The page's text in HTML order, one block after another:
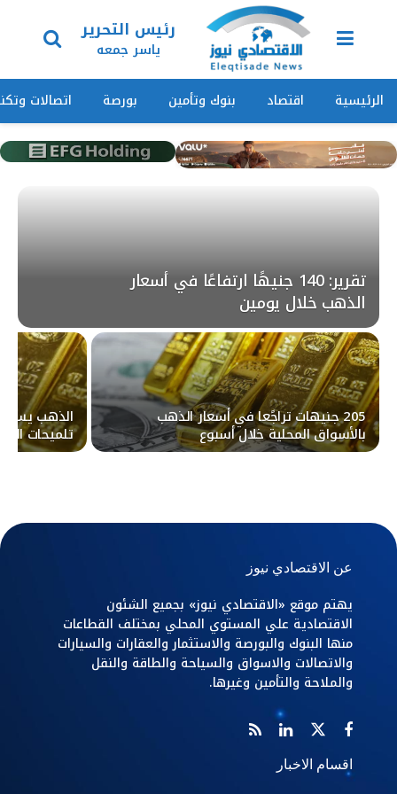
رئيس التحرير
ياسر جمعه
الرئيسية اقتصاد بنوك وتأمين بورصة اتصالات
تقرير: 140 جنيهًا ارتفاعًا في أسعار
الذهب خلال يومين
205 جنيهات تراجًعا في أسعار الذهب
بالأسواق المحلية خلال أسبوع
الذهب
تلميحات
النقدية
عن الاقتصادي نيوز
يهتم موقع «الاقتصادي نيوز» بجميع الشئون
الاقتصادية علي المستوي المحلي بمختلف القطاعات
منها البنوك والبورصة والاستثمار والعقارات والسيارات
والاتصالات والاسواق والسياحة والطاقة والنقل
والملاحة والتأمين وغيرها.
اقسام الاخبار